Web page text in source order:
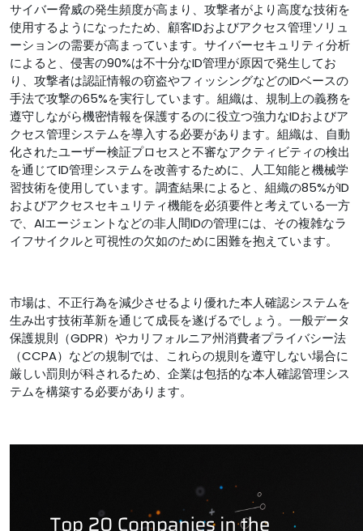
サイバー脅威の発生頻度が高まり、攻撃者がより高度な技術を
使用するようになったため、顧客IDおよびアクセス管理ソリュ
ーションの需要が高まっています。サイバーセキュリティ分析
によると、侵害の90%は不十分なID管理が原因で発生してお
り、攻撃者は認証情報の窃盗やフィッシングなどのIDベースの
手法で攻撃の65%を実行しています。組織は、規制上の義務を
遵守しながら機密情報を保護するのに役立つ強力なIDおよびア
クセス管理システムを導入する必要があります。組織は、自動
化されたユーザー検証プロセスと不審なアクティビティの検出
を通じてID管理システムを改善するために、人工知能と機械学
習技術を使用しています。調査結果によると、組織の85%がID
およびアクセスセキュリティ機能を必須要件と考えている一方
で、AIエージェントなどの非人間IDの管理には、その複雑なラ
イフサイクルと可視性の欠如のために困難を抱えています。
市場は、不正行為を減少させるより優れた本人確認システムを
生み出す技術革新を通じて成長を遂げるでしょう。一般データ
保護規則（GDPR）やカリフォルニア州消費者プライバシー法
（CCPA）などの規制では、これらの規則を遵守しない場合に
厳しい罰則が科されるため、企業は包括的な本人確認管理シス
テムを構築する必要があります。